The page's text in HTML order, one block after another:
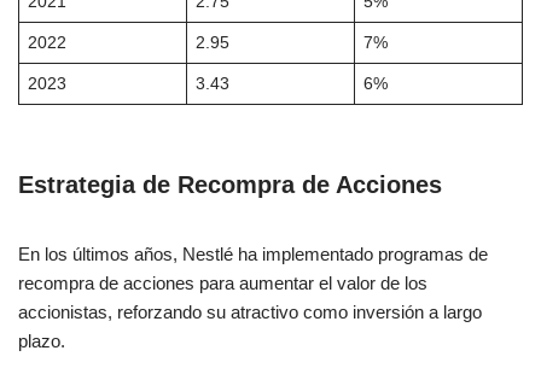
2022 2.95 7%
2023 3.43 6%
Estrategia de Recompra de Acciones
En los últimos años, Nestlé ha implementado programas de
recompra de acciones para aumentar el valor de los
accionistas, reforzando su atractivo como inversión a largo
plazo.